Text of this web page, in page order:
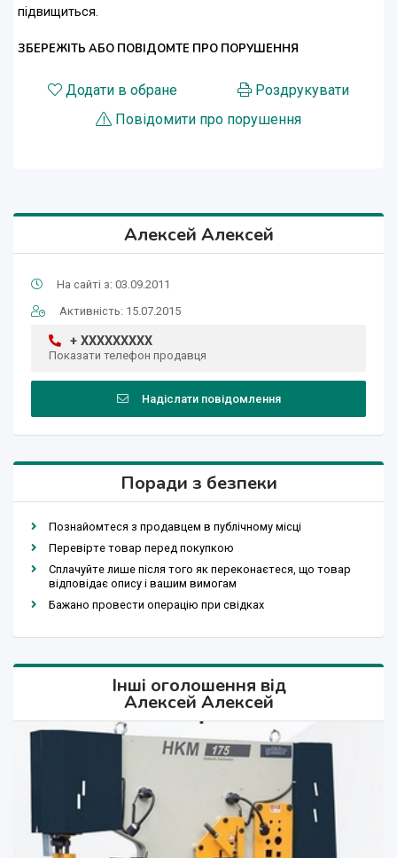
підвищиться.
ЗБЕРЕЖІТЬ АБО ПОВІДОМТЕ ПРО ПОРУШЕННЯ
Додати в обране
Роздрукувати
Повідомити про порушення
Алексей Алексей
На сайті з: 03.09.2011
Активність: 15.07.2015
+ XXXXXXXXX
Показати телефон продавця
Надіслати повідомлення
Поради з безпеки
Познайомтеся з продавцем в публічному місці
Перевірте товар перед покупкою
Сплачуйте лише після того як переконаєтеся, що товар
відповідає опису і вашим вимогам
Бажано провести операцію при свідках
Інші оголошення від
Алексей Алексей